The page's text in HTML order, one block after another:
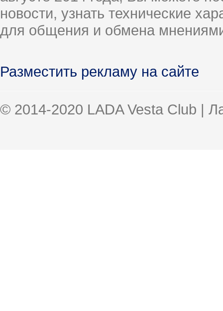
новости, узнать технические
для общения и обмена
Разместить рекламу на сайте
© 2014-2020 LADA Vesta Club |